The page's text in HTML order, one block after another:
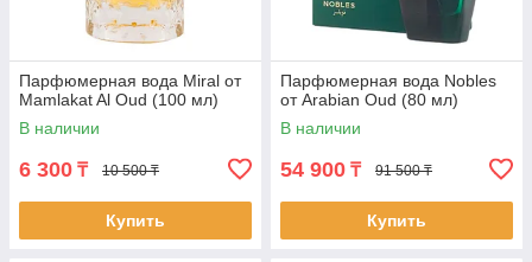
Парфюмерная вода Miral от
Mamlakat Al Oud (100 мл)
В наличии
6 300 ₸ 10 500 ₸
Купить
Парфюмерная вода Nobles
от Arabian Oud (80 мл)
В наличии
54 900 ₸ 91 500 ₸
Купить